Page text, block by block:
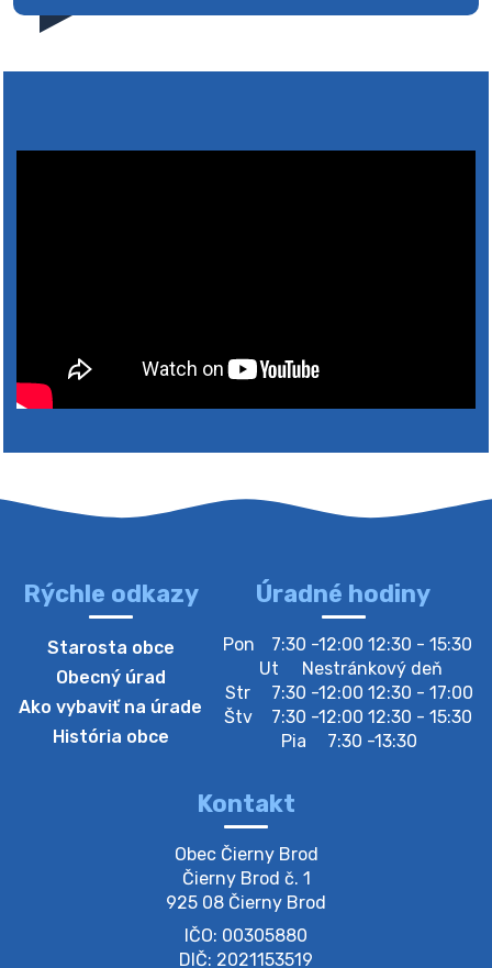
4. augusta 2026 10:05
Zberný dvor-Gyűjtőudvar
bude zberný dvor zatvorený. Értesítjük a lakosokat,
Zber separovaného odpadu plastu-
Oznamujeme obyvateľom, že v stredu 05. augusta
prebehne zber separovaného odpadu plastu. Prosíme
obyvateľov, aby vrecia s odpadom vyložili pred dom už
Oznámenie o plánovanom prerušení dodávky
Oznamujeme Vám, že v určitých dňoch bude v
niektorých častiach našej obce plánované prerušenie
distribúcie elektrickej energie. Podrobné informácie o
dátumoch, časoch a dotknutých …
Rýchle odkazy
Starosta obce
Obecný úrad
Ako vybaviť na úrade
História obce
Úradné hodiny
Pon
7:30 -12:00 12:30 - 15:30
Ut
Nestránkový deň
Str
7:30 -12:00 12:30 - 17:00
Štv
7:30 -12:00 12:30 - 15:30
Pia
7:30 -13:30
Kontakt
Obec Čierny Brod
Čierny Brod č. 1
925 08 Čierny Brod
IČO: 00305880
DIČ: 2021153519